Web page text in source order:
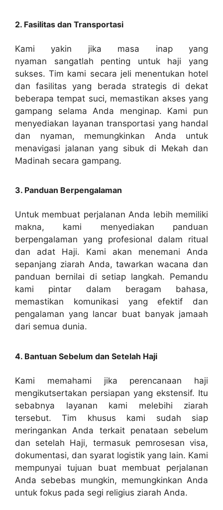
2. Fasilitas dan Transportasi
Kami yakin jika masa inap yang
nyaman sangatlah penting untuk haji yang
sukses. Tim kami secara jeli menentukan hotel
dan fasilitas yang berada strategis di dekat
beberapa tempat suci, memastikan akses yang
gampang selama Anda menginap. Kami pun
menyediakan layanan transportasi yang handal
dan nyaman, memungkinkan Anda untuk
menavigasi jalanan yang sibuk di Mekah dan
Madinah secara gampang.
3. Panduan Berpengalaman
Untuk membuat perjalanan Anda lebih memiliki
makna, kami menyediakan panduan
berpengalaman yang profesional dalam ritual
dan adat Haji. Kami akan menemani Anda
sepanjang ziarah Anda, tawarkan wacana dan
panduan bernilai di setiap langkah. Pemandu
kami pintar dalam beragam bahasa,
memastikan komunikasi yang efektif dan
pengalaman yang lancar buat banyak jamaah
dari semua dunia.
4. Bantuan Sebelum dan Setelah Haji
Kami memahami jika perencanaan haji
mengikutsertakan persiapan yang ekstensif. Itu
sebabnya layanan kami melebihi ziarah
tersebut. Tim khusus kami sudah siap
meringankan Anda terkait penataan sebelum
dan setelah Haji, termasuk pemrosesan visa,
dokumentasi, dan syarat logistik yang lain. Kami
mempunyai tujuan buat membuat perjalanan
Anda sebebas mungkin, memungkinkan Anda
untuk fokus pada segi religius ziarah Anda.